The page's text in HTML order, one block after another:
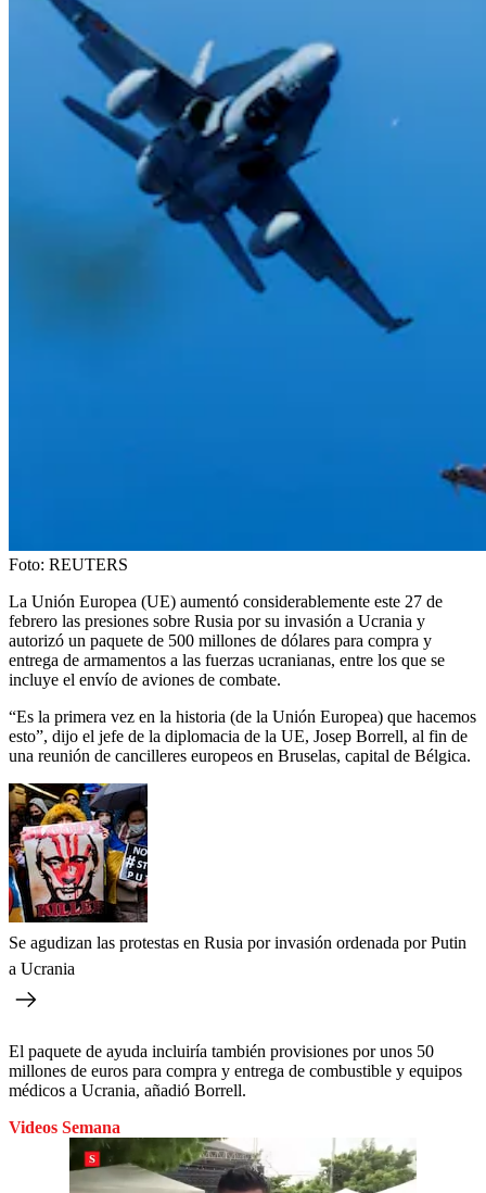
Foto: REUTERS
La Unión Europea (UE) aumentó considerablemente este 27 de
febrero las presiones sobre Rusia por su invasión a Ucrania y
autorizó un paquete de 500 millones de dólares para compra y
entrega de armamentos a las fuerzas ucranianas, entre los que se
incluye el envío de aviones de combate.
“Es la primera vez en la historia (de la Unión Europea) que hacemos
esto”, dijo el jefe de la diplomacia de la UE, Josep Borrell, al fin de
una reunión de cancilleres europeos en Bruselas, capital de Bélgica.
Se agudizan las protestas en Rusia por invasión ordenada por Putin
a Ucrania
El paquete de ayuda incluiría también provisiones por unos 50
millones de euros para compra y entrega de combustible y equipos
médicos a Ucrania, añadió Borrell.
Videos Semana